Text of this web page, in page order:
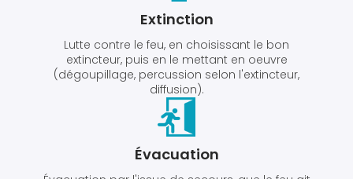
Extinction
Lutte contre le feu, en choisissant le bon
extincteur, puis en le mettant en oeuvre
(dégoupillage, percussion selon l'extincteur,
diffusion).
Évacuation